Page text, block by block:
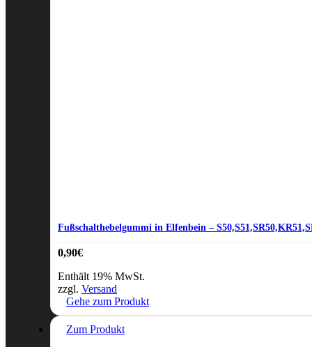
Fußschalthebelgummi in Elfenbein –
0,90€
Enthält 19% MwSt.
zzgl. Versand
Gehe zum Produkt
Zum Produkt